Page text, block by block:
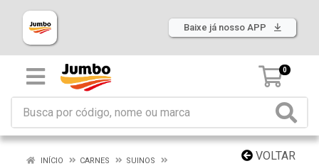
Baixe já nosso APP
0
VOLTAR
INÍCIO CARNES
SUINOS